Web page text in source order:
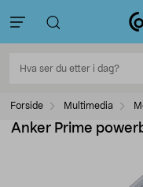
Forside Multimedia
Anker Prime